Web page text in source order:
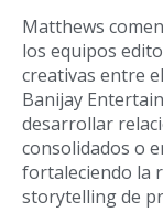
Matthews
los equipos
creativas entre
Banijay
desarrollar
consolidados o
fortaleciendo la
storytelling de